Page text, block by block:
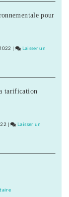
cherche
sapour
|
Laisser un
tarification
|
Laisser un